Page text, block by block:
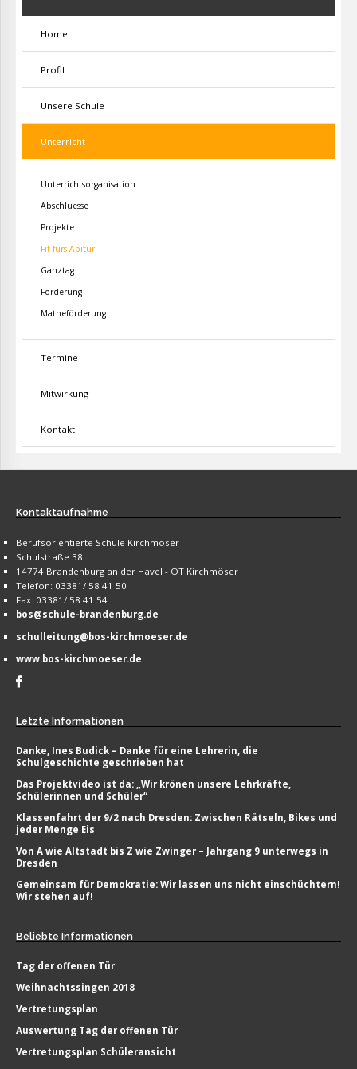
Home
Profil
Unsere Schule
Unterricht
Unterrichtsorganisation
Abschluesse
Projekte
Fit fürs Abitur
Ganztag
Förderung
Matheförderung
Termine
Mitwirkung
Kontakt
Kontaktaufnahme
Berufsorientierte Schule Kirchmöser
Schulstraße 38
14774 Brandenburg an der Havel - OT Kirchmöser
Telefon: 03381/ 58 41 50
Fax: 03381/ 58 41 54
bos@schule-brandenburg.de
schulleitung@bos-kirchmoeser.de
www.bos-kirchmoeser.de
Letzte Informationen
Danke, Ines Budick – Danke für eine Lehrerin, die
Schulgeschichte geschrieben hat
Das Projektvideo ist da: „Wir krönen unsere Lehrkräfte,
Schülerinnen und Schüler“
Klassenfahrt der 9/2 nach Dresden: Zwischen Rätseln, Bikes und
jeder Menge Eis
Von A wie Altstadt bis Z wie Zwinger – Jahrgang 9 unterwegs in
Dresden
Gemeinsam für Demokratie: Wir lassen uns nicht einschüchtern!
Wir stehen auf!
Beliebte Informationen
Tag der offenen Tür
Weihnachtssingen 2018
Vertretungsplan
Auswertung Tag der offenen Tür
Vertretungsplan Schüleransicht